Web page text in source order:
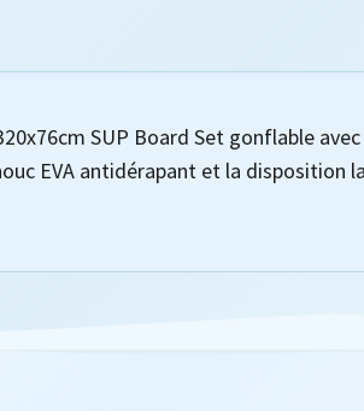
SUP Board Set gonflable
EVA antidérapant et la disposition